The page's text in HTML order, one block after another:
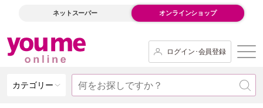
ネットスーパー オンラインショップ
ログイン･会員登録
カテゴリー